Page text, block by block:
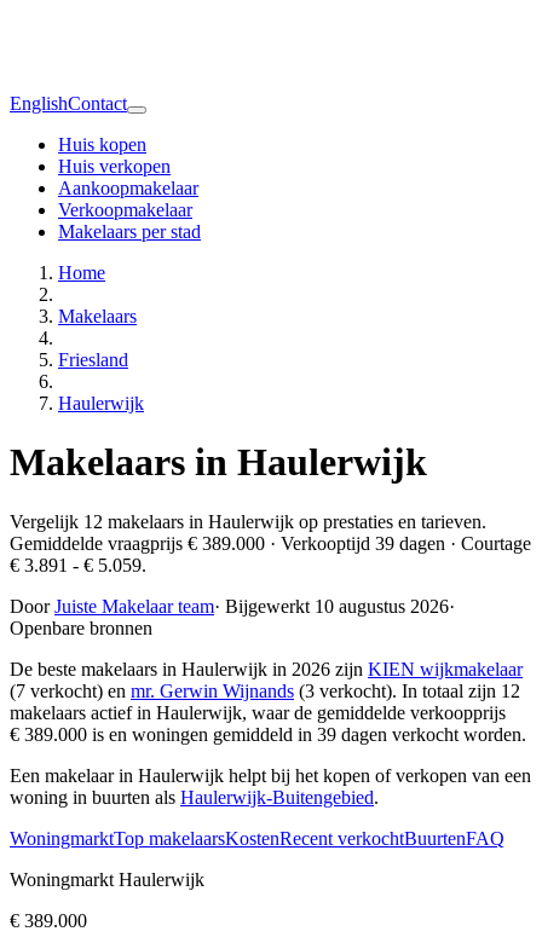
EnglishContact
Huis kopen
Huis verkopen
Aankoopmakelaar
Verkoopmakelaar
Makelaars per stad
Home
Makelaars
Friesland
Haulerwijk
Makelaars in Haulerwijk
Vergelijk 12 makelaars in Haulerwijk op prestaties en tarieven.
Gemiddelde vraagprijs € 389.000 · Verkooptijd 39 dagen · Courtage
€ 3.891 - € 5.059.
DoorJuiste Makelaar team· Bijgewerkt 10 augustus 2026·
Openbare bronnen
De beste makelaars in Haulerwijk in 2026 zijn KIEN wijkmakelaar
(7 verkocht) en mr. Gerwin Wijnands (3 verkocht). In totaal zijn 12
makelaars actief in Haulerwijk, waar de gemiddelde verkoopprijs
€ 389.000 is en woningen gemiddeld in 39 dagen verkocht worden.
Een makelaar in Haulerwijk helpt bij het kopen of verkopen van een
woning in buurten als Haulerwijk-Buitengebied.
WoningmarktTop makelaarsKostenRecent verkochtBuurtenFAQ
Woningmarkt Haulerwijk
€ 389.000